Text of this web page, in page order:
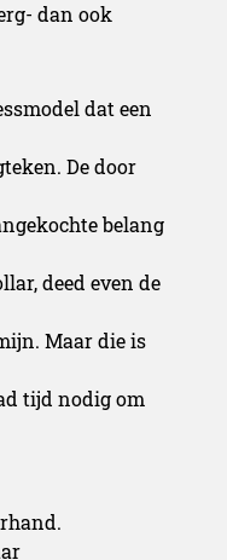
dan ook
dat een
De door
belang
deed even de
Maar die is
tijd nodig om